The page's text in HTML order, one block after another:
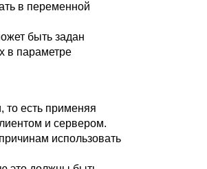
в переменной
быть задан
в параметре
есть применяя
и сервером.
использовать